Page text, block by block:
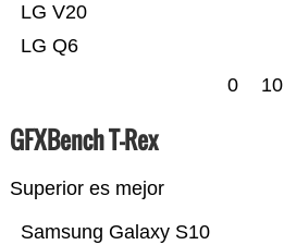
LG Q6
LG V20
0 10
GFXBench T-Rex
Superior es mejor
Samsung Galaxy S10